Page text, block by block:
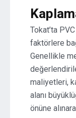
Tokat’ta
faktörlere
Genellikle
maliyetleri,
alanı
önüne